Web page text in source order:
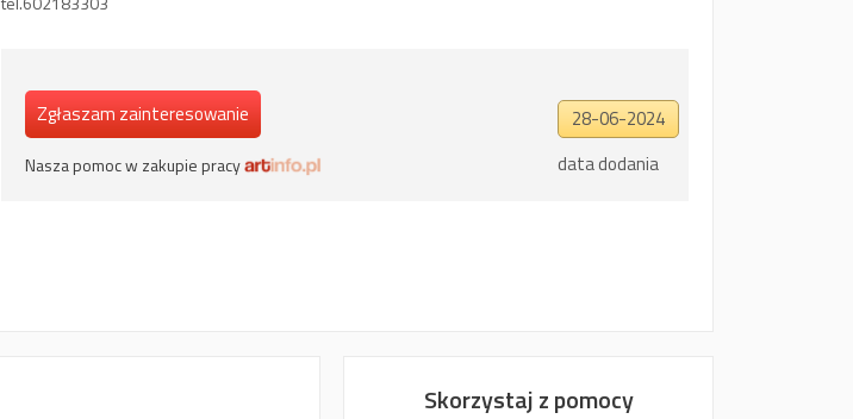
Zgłaszam zainteresowanie
Nasza pomoc w zakupie pracy
28-06-2024
data dodania
Skorzystaj z pomocy